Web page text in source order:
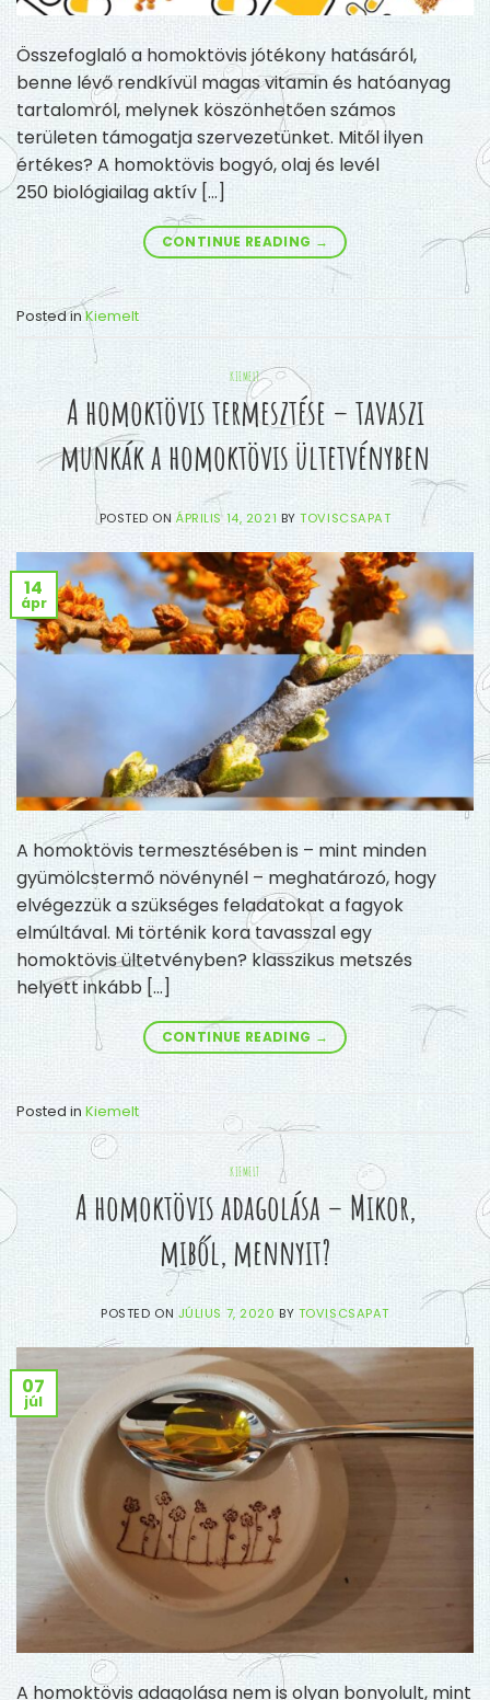
Összefoglaló a homoktövis jótékony hatásáról,
benne lévő rendkívül magas vitamin és hatóanyag
tartalomról, melynek köszönhetően számos
területen támogatja szervezetünket. Mitől ilyen
értékes? A homoktövis bogyó, olaj és levél
250 biológiailag aktív […]
CONTINUE READING →
Posted inKiemelt
KIEMELT
A homoktövis termesztése – tavaszi
munkák a homoktövis ültetvényben
POSTED ONÁPRILIS 14, 2021 BYTOVISCSAPAT
14
ápr
A homoktövis termesztésében is – mint minden
gyümölcstermő növénynél – meghatározó, hogy
elvégezzük a szükséges feladatokat a fagyok
elmúltával. Mi történik kora tavasszal egy
homoktövis ültetvényben? klasszikus metszés
helyett inkább […]
CONTINUE READING →
Posted in Kiemelt
KIEMELT
A homoktövis adagolása – Mikor,
miből, mennyit?
POSTED ON JÚLIUS 7, 2020 BY TOVISCSAPAT
07
júl
A homoktövis adagolása nem is olyan bonyolult, mint